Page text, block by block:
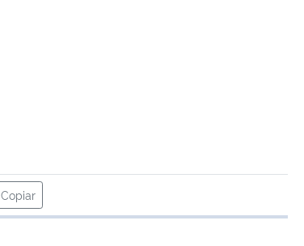
Copiar
para área de transferência